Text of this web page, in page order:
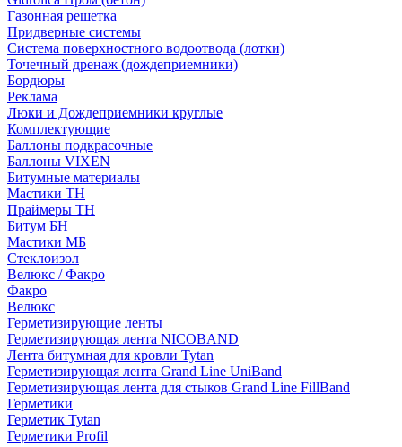
Газонная решетка
Придверные системы
Система поверхностного водоотвода (лотки)
Точечный дренаж (дождеприемники)
Бордюры
Рекламa
Люки и Дождеприемники круглые
Комплектующие
Баллоны подкрасочные
Баллоны VIXEN
Битумные материалы
Мастики ТН
Праймеры ТН
Битум БН
Мастики МБ
Стеклоизол
Велюкс / Факро
Факро
Велюкс
Герметизирующие ленты
Герметизирующая лента NICOBAND
Лента битумная для кровли Tytan
Герметизирующая лента Grand Line UniBand
Герметизирующая лента для стыков Grand Line FillBand
Герметики
Герметик Tytan
Герметики Profil